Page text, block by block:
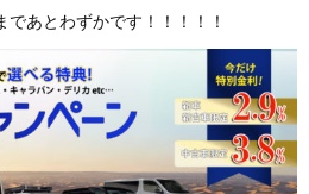
であとわずかです！！！！！